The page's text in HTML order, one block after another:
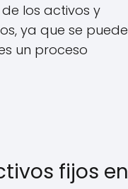
los activos y
ya que se puede
un proceso
fijos en